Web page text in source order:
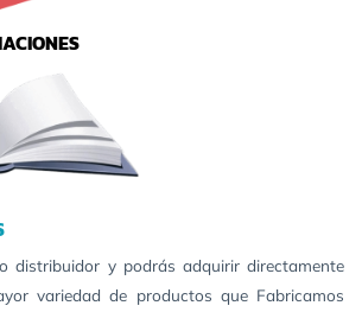
distribuidor y podrás adquirir directamente
variedad de productos que Fabricamos